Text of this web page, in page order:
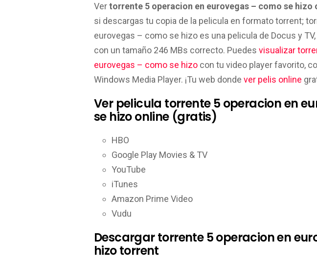
Vertorrente 5 operacion en eurovegas – como se hizo
si descargas tu copia de la pelicula en formato torrent;
eurovegas – como se hizo es una pelicula de Docus y
con un tamaño 246 MBs correcto. Puedes visualizar
eurovegas – como se hizo con tu video player favorito,
Windows Media Player. ¡Tu web donde ver pelis online
Ver pelicula torrente 5 operacion en
se hizo online (gratis)
HBO
Google Play Movies & TV
YouTube
iTunes
Amazon Prime Video
Vudu
Descargar torrente 5 operacion en
hizo torrent